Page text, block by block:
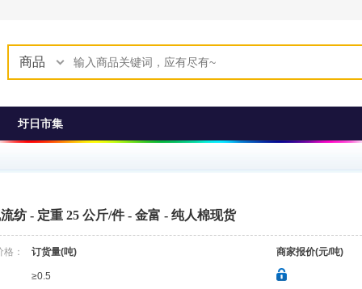
商品
圩日市集
流纺 - 定重 25 公斤/件 - 金富 - 纯人棉现货
： 订货量(吨) 商家报价(元/吨)
≥0.5